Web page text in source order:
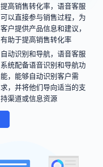
提高销售转化率，语音客服
可以直接参与销售过程，为
客户提供产品信息和建议，
有助于提高销售转化率
自动识别和导航，语音客服
系统配备语音识别和导航功
能，能够自动识别客户需
求，并将他们导向适当的支
持渠道或信息资源